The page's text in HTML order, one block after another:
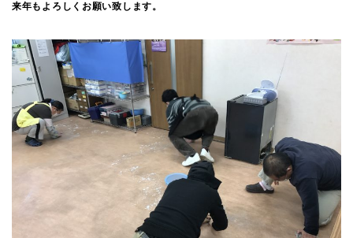
来年もよろしくお願い致します。